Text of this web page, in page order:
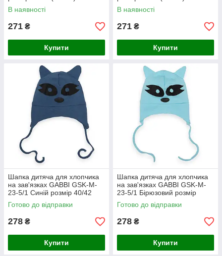
В наявності
271 ₴
Купити
В наявності
271 ₴
Купити
Шапка дитяча для хлопчика
на зав'язках GABBI GSK-M-
23-5/1 Синій розмір 40/42
(13546)
Готово до відправки
278 ₴
Купити
Шапка дитяча для хлопчика
на зав'язках GABBI GSK-M-
23-5/1 Бірюзовий розмір
40/42 (13546)
Готово до відправки
278 ₴
Купити